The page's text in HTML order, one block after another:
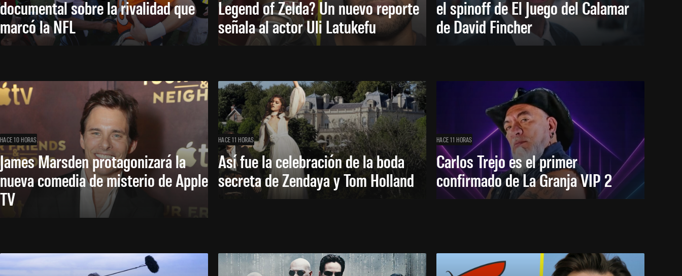
documental sobre la rivalidad que
marcó la NFL
Legend of Zelda? Un nuevo reporte
señala al actor Uli Latukefu
el spinoff de El Juego del Calamar
de David Fincher
HACE 10 HORAS
James Marsden protagonizará la
nueva comedia de misterio de Apple
TV
HACE 11 HORAS
Así fue la celebración de la boda
secreta de Zendaya y Tom Holland
HACE 11 HORAS
Carlos Trejo es el primer
confirmado de La Granja VIP 2